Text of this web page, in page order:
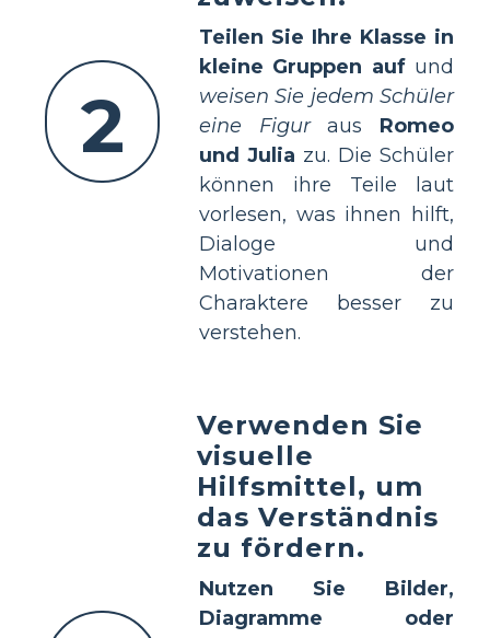
2
Teilen Sie Ihre Klasse in
kleine Gruppen aufund
weisen Sie jedem Schüler
eine Figuraus Romeo
und Julia zu. Die Schüler
können ihre Teile laut
vorlesen, was ihnen hilft,
Dialoge und
Motivationen der
Charaktere besser zu
verstehen.
Verwenden Sie
visuelle
Hilfsmittel, um
das Verständnis
zu fördern.
Nutzen Sie Bilder,
Diagramme oder